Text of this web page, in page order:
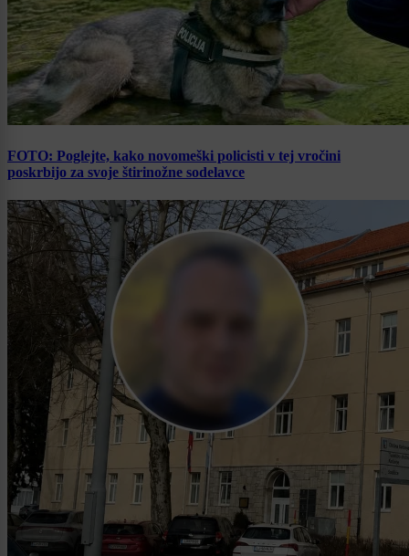
FOTO: Poglejte, kako novomeški policisti v tej vročini
poskrbijo za svoje štirinožne sodelavce